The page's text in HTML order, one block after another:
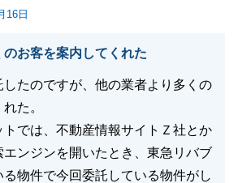
16日
お客を案内してくれた
たのですが、他の業者より多くの
た。
トでは、不動産情報サイトＺ社とか
エンジンを開いたとき、東急リバブ
る物件で今回委託している物件がし